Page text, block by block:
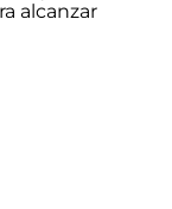
alcanzar